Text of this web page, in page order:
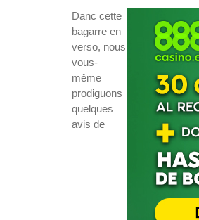
Danc cette
bagarre en
verso, nous
vous-
même
prodiguons
quelques
avis de